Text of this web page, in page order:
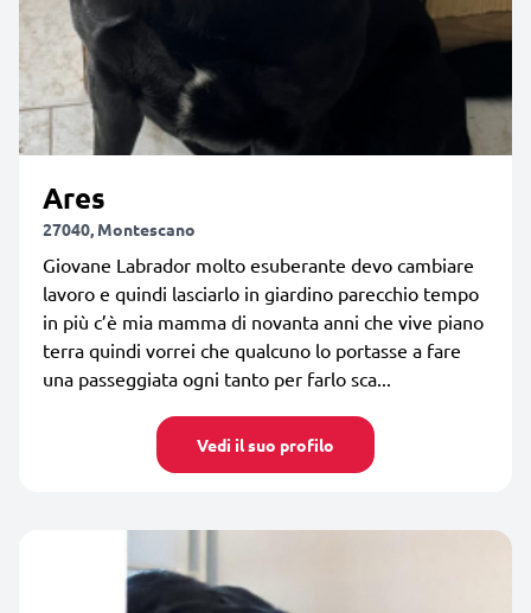
Ares
27040, Montescano
Giovane Labrador molto esuberante devo cambiare
lavoro e quindi lasciarlo in giardino parecchio tempo
in più c’è mia mamma di novanta anni che vive piano
terra quindi vorrei che qualcuno lo portasse a fare
una passeggiata ogni tanto per farlo sca...
Vedi il suo profilo